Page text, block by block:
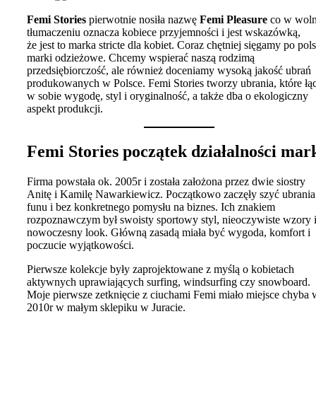
Femi Stories pierwotnie nosiła nazwę Femi Pleasure co w
tłumaczeniu oznacza kobiece przyjemności i jest wskazówką,
że jest to marka stricte dla kobiet. Coraz chętniej sięgamy po
marki odzieżowe. Chcemy wspierać naszą rodzimą
przedsiębiorczość, ale również doceniamy wysoką jakość ubrań
produkowanych w Polsce. Femi Stories tworzy ubrania, które
w sobie wygodę, styl i oryginalność, a także dba o ekologiczny
aspekt produkcji.
Femi Stories początek działalności
Firma powstała ok. 2005r i została założona przez dwie siostry
Anitę i Kamilę Nawarkiewicz. Początkowo zaczęły szyć
funu i bez konkretnego pomysłu na biznes. Ich znakiem
rozpoznawczym był swoisty sportowy styl, nieoczywiste wzory i
nowoczesny look. Główną zasadą miała być wygoda, komfort i
poczucie wyjątkowości.
Pierwsze kolekcje były zaprojektowane z myślą o kobietach
aktywnych uprawiających surfing, windsurfing czy snowboard.
Moje pierwsze zetknięcie z ciuchami Femi miało miejsce chyba
2010r w małym sklepiku w Juracie.